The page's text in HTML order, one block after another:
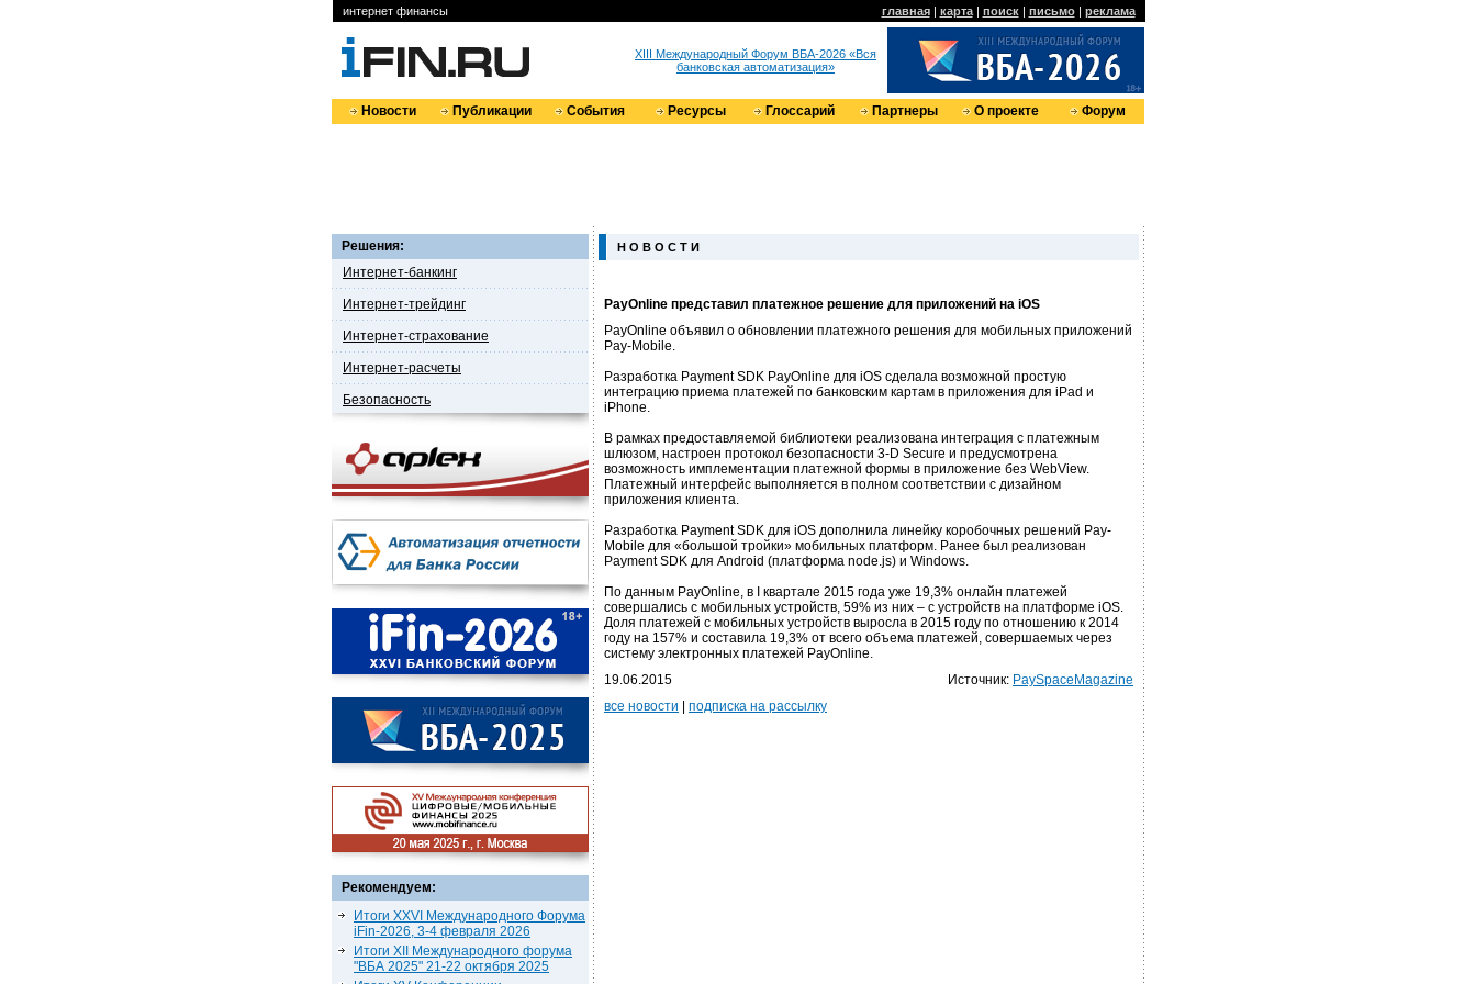
интернет финансы главная| карта| поиск| письмо| реклама
XIII Международный Форум ВБА-2026 «Вся
банковская автоматизация»
Новости Публикации События Ресурсы Глоссарий Партнеры О проекте Форум
Решения:
Интернет-банкинг
Интернет-трейдинг
Интернет-страхование
Интернет-расчеты
Безопасность
Рекомендуем:
Итоги XXVI Международного Форума
iFin-2026, 3-4 февраля 2026
Итоги XII Международного форума
"ВБА 2025" 21-22 октября 2025
Н О В О С Т И
PayOnline представил платежное решение для приложений на iOS
PayOnline объявил о обновлении платежного решения для мобильных приложений
Pay-Mobile.
Разработка Payment SDK PayOnline для iOS сделала возможной простую
интеграцию приема платежей по банковским картам в приложения для iPad и
iPhone.
В рамках предоставляемой библиотеки реализована интеграция с платежным
шлюзом, настроен протокол безопасности 3-D Secure и предусмотрена
возможность имплементации платежной формы в приложение без WebView.
Платежный интерфейс выполняется в полном соответствии с дизайном
приложения клиента.
Разработка Payment SDK для iOS дополнила линейку коробочных решений Pay-
Mobile для «большой тройки» мобильных платформ. Ранее был реализован
Payment SDK для Android (платформа node.js) и Windows.
По данным PayOnline, в I квартале 2015 года уже 19,3% онлайн платежей
совершались с мобильных устройств, 59% из них – с устройств на платформе iOS.
Доля платежей с мобильных устройств выросла в 2015 году по отношению к 2014
году на 157% и составила 19,3% от всего объема платежей, совершаемых через
систему электронных платежей PayOnline.
19.06.2015
Источник: PaySpaceMagazine
все новости
подписка на рассылку